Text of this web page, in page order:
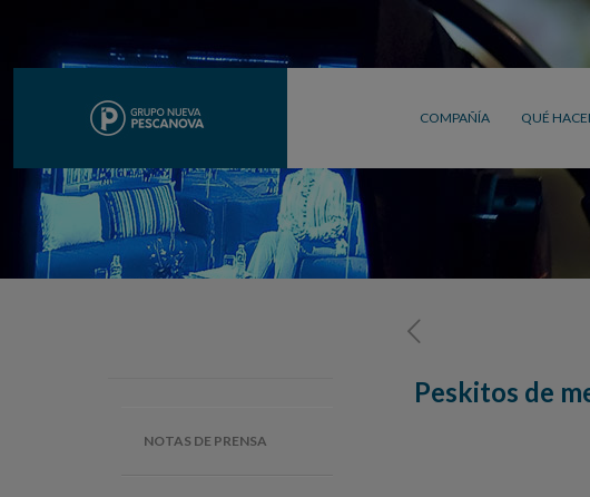
COMPAÑÍA QUÉ
Peskitos de
NOTAS DE PRENSA